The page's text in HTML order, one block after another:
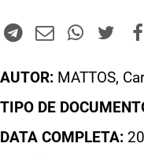
AUTOR: MATTOS,
TIPO DE
DATA COMPLETA: